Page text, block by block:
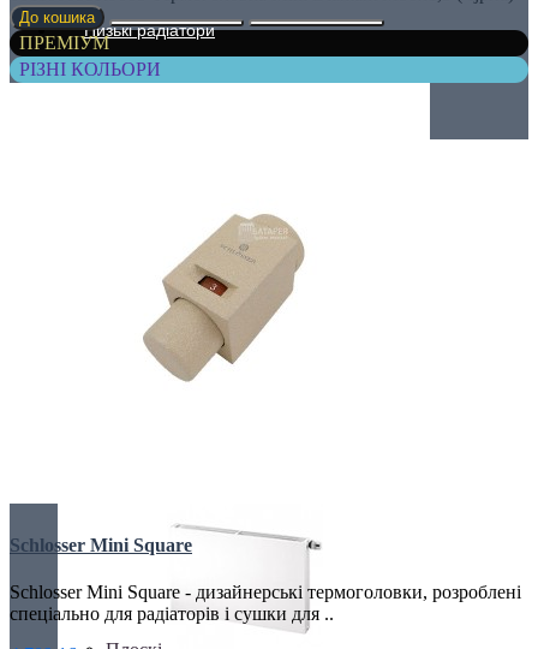
Низькі радіатори
Гігієнічні
До кошика
ПРЕМІУМ
РІЗНІ КОЛЬОРИ
Schlosser Mini Square
Schlosser Mini Square - дизайнерські термоголовки, розроблені
спеціально для радіаторів і сушки для ..